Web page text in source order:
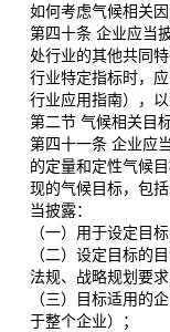
如何考虑气候相关因
第四十条 企业应当
处行业的其他共同
行业特定指标时，
行业应用指南），
第二节 气候相关目
第四十一条 企业应
的定量和定性气候
现的气候目标，包
当披露：
（一）用于设定目标
（二）设定目标的
法规、战略规划要求
（三）目标适用的
于整个企业）；